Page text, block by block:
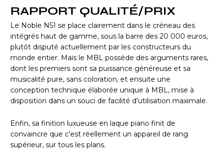
RAPPORT QUALITÉ/PRIX
Le Noble N51 se place clairement dans le créneau des
intégrés haut de gamme, sous la barre des 20 000 euros,
plutôt disputé actuellement par les constructeurs du
monde entier. Mais le MBL possède des arguments rares,
dont les premiers sont sa puissance généreuse et sa
musicalité pure, sans coloration, et ensuite une
conception technique élaborée unique à MBL, mise à
disposition dans un souci de facilité d’utilisation maximale.
Enfin, sa finition luxueuse en laque piano finit de
convaincre que c’est réellement un appareil de rang
supérieur, sur tous les plans.